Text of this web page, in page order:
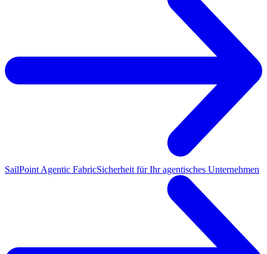
SailPoint Agentic FabricSicherheit für Ihr agentisches Unternehmen